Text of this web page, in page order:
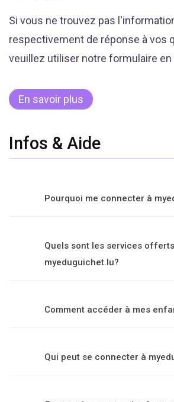
Si vous ne trouvez pas
respectivement de réponse à vos
veuillez utiliser notre formulaire en
En savoir plus
Infos & Aide
Pourquoi me connecter à
Quels sont les services
myeduguichet.lu?
Comment accéder à mes
Qui peut se connecter à